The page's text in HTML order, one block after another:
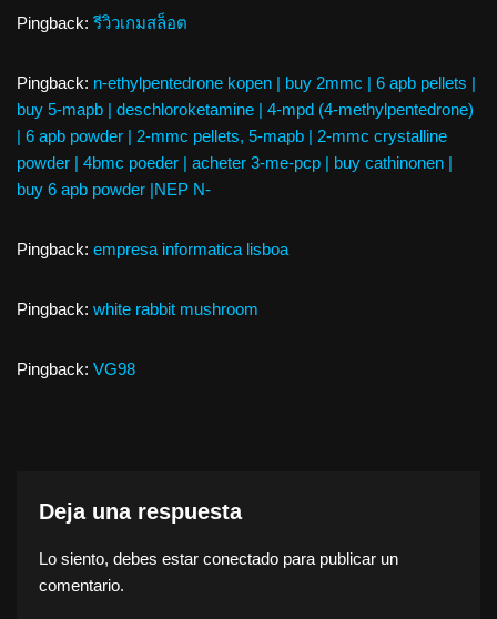
Pingback: รีวิวเกมสล็อต
Pingback: n-ethylpentedrone kopen | buy 2mmc | 6 apb pellets |
buy 5-mapb | deschloroketamine | 4-mpd (4-methylpentedrone)
| 6 apb powder | 2-mmc pellets, 5-mapb | 2-mmc crystalline
powder | 4bmc poeder | acheter 3-me-pcp | buy cathinonen |
buy 6 apb powder |NEP N-
Pingback: empresa informatica lisboa
Pingback: white rabbit mushroom
Pingback: VG98
Deja una respuesta
Lo siento, debes estar conectado para publicar un
comentario.